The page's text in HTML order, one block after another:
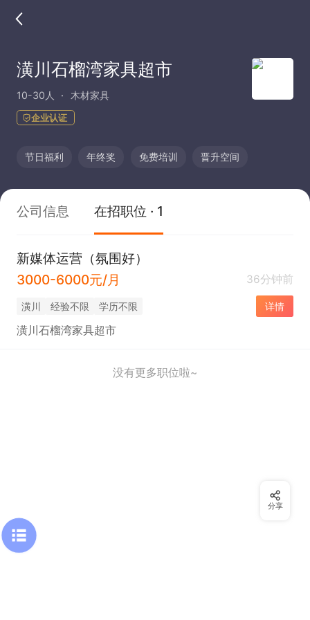
潢川石榴湾家具超市
10-30人 木材家具
企业认证
节日福利 年终奖 免费培训 晋升空间
公司信息 在招职位 · 1
新媒体运营（氛围好）
3000-6000元/月
36分钟前
潢川 经验不限 学历不限 详情
潢川石榴湾家具超市
没有更多职位啦~
分享